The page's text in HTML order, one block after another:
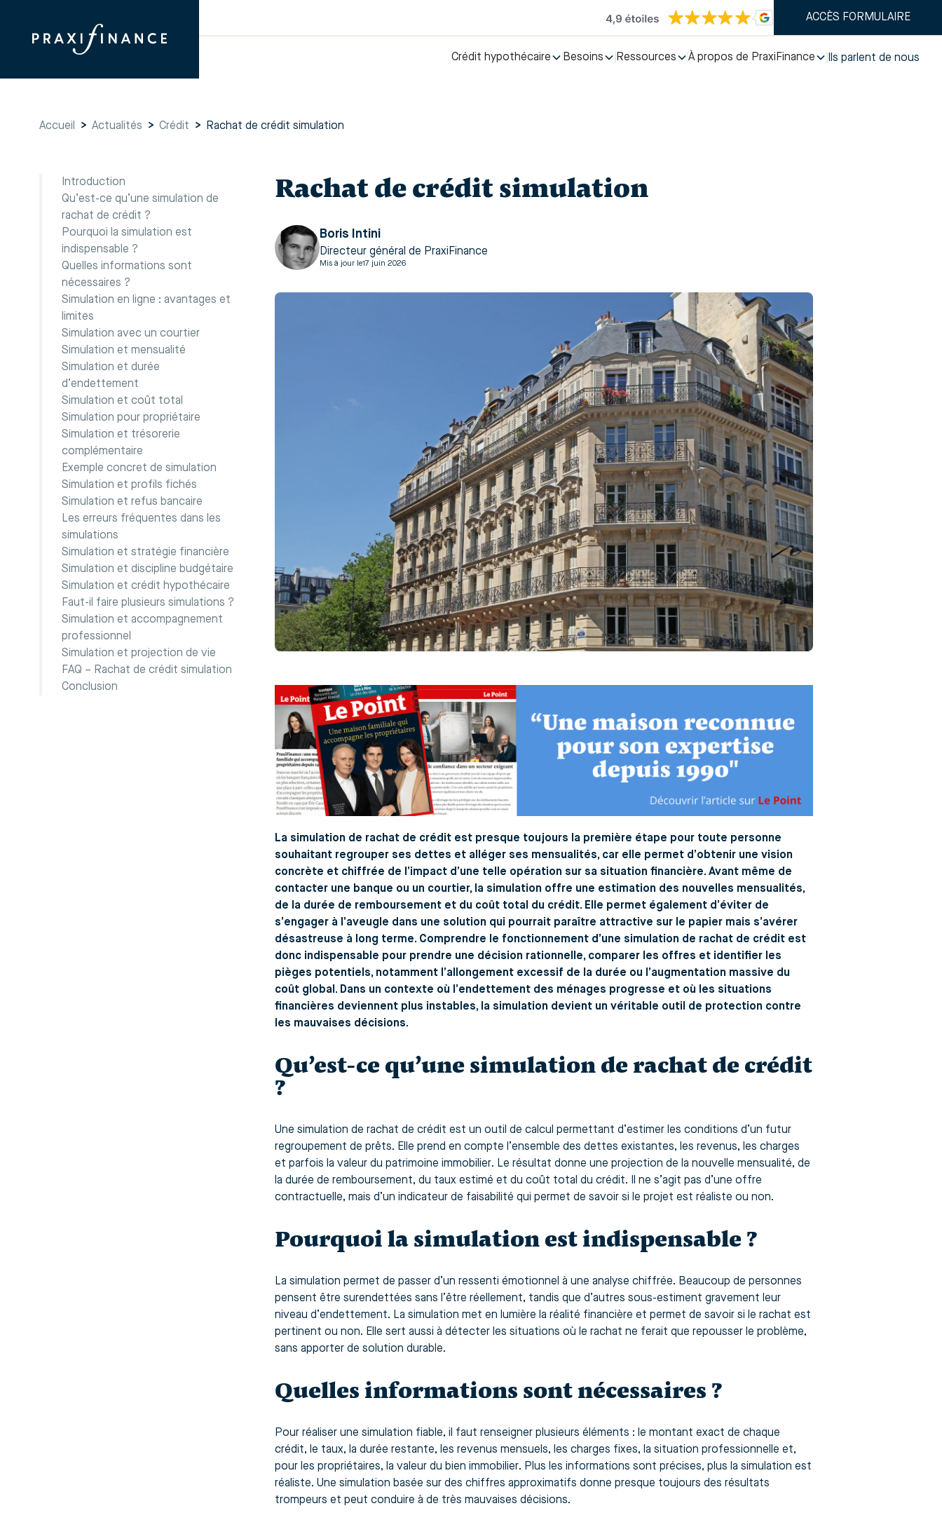
ACCÈS FORMULAIRE
Crédit hypothécaire Besoins Ressources À propos de PraxiFinance Ils parlent de nous
Accueil > Actualités > Crédit > Rachat de crédit simulation
Introduction
Qu’est-ce qu’une simulation de
rachat de crédit ?
Pourquoi la simulation est
indispensable ?
Quelles informations sont
nécessaires ?
Simulation en ligne : avantages et
limites
Simulation avec un courtier
Simulation et mensualité
Simulation et durée
d’endettement
Simulation et coût total
Simulation pour propriétaire
Simulation et trésorerie
complémentaire
Exemple concret de simulation
Simulation et profils fichés
Simulation et refus bancaire
Les erreurs fréquentes dans les
simulations
Simulation et stratégie financière
Simulation et discipline budgétaire
Simulation et crédit hypothécaire
Faut-il faire plusieurs simulations ?
Simulation et accompagnement
professionnel
Simulation et projection de vie
FAQ – Rachat de crédit simulation
Conclusion
Rachat de crédit simulation
Boris Intini
Directeur général de PraxiFinance
Mis à jour le17 juin 2026
La simulation de rachat de crédit est presque toujours la première étape pour toute personne
souhaitant regrouper ses dettes et alléger ses mensualités, car elle permet d’obtenir une vision
concrète et chiffrée de l’impact d’une telle opération sur sa situation financière. Avant même de
contacter une banque ou un courtier, la simulation offre une estimation des nouvelles mensualités,
de la durée de remboursement et du coût total du crédit. Elle permet également d’éviter de
s’engager à l’aveugle dans une solution qui pourrait paraître attractive sur le papier mais s’avérer
désastreuse à long terme. Comprendre le fonctionnement d’une simulation de rachat de crédit est
donc indispensable pour prendre une décision rationnelle, comparer les offres et identifier les
pièges potentiels, notamment l’allongement excessif de la durée ou l’augmentation massive du
coût global. Dans un contexte où l’endettement des ménages progresse et où les situations
financières deviennent plus instables, la simulation devient un véritable outil de protection contre
les mauvaises décisions.
Qu’est-ce qu’une simulation de rachat de crédit
?
Une simulation de rachat de crédit est un outil de calcul permettant d’estimer les conditions d’un futur
regroupement de prêts. Elle prend en compte l’ensemble des dettes existantes, les revenus, les charges
et parfois la valeur du patrimoine immobilier. Le résultat donne une projection de la nouvelle mensualité, de
la durée de remboursement, du taux estimé et du coût total du crédit. Il ne s’agit pas d’une offre
contractuelle, mais d’un indicateur de faisabilité qui permet de savoir si le projet est réaliste ou non.
Pourquoi la simulation est indispensable ?
La simulation permet de passer d’un ressenti émotionnel à une analyse chiffrée. Beaucoup de personnes
pensent être surendettées sans l’être réellement, tandis que d’autres sous-estiment gravement leur
niveau d’endettement. La simulation met en lumière la réalité financière et permet de savoir si le rachat est
pertinent ou non. Elle sert aussi à détecter les situations où le rachat ne ferait que repousser le problème,
sans apporter de solution durable.
Quelles informations sont nécessaires ?
Pour réaliser une simulation fiable, il faut renseigner plusieurs éléments : le montant exact de chaque
crédit, le taux, la durée restante, les revenus mensuels, les charges fixes, la situation professionnelle et,
pour les propriétaires, la valeur du bien immobilier. Plus les informations sont précises, plus la simulation est
réaliste. Une simulation basée sur des chiffres approximatifs donne presque toujours des résultats
trompeurs et peut conduire à de très mauvaises décisions.